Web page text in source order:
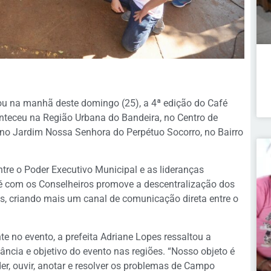
na manhã deste domingo (25), a 4ª edição do Café
na Região Urbana do Bandeira, no Centro de
Jardim Nossa Senhora do Perpétuo Socorro, no Bairro
o Poder Executivo Municipal e as lideranças
os Conselheiros promove a descentralização dos
criando mais um canal de comunicação direta entre o
no evento, a prefeita Adriane Lopes ressaltou a
e objetivo do evento nas regiões. “Nosso objeto é
ouvir, anotar e resolver os problemas de Campo